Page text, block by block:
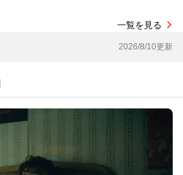
一覧を見る
2026/8/10更新